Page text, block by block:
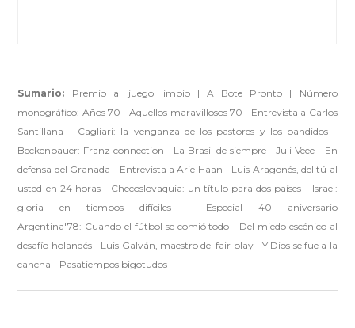
Sumario: Premio al juego limpio | A Bote Pronto | Número
monográfico: Años 70 - Aquellos maravillosos 70 - Entrevista a Carlos
Santillana - Cagliari: la venganza de los pastores y los bandidos -
Beckenbauer: Franz connection - La Brasil de siempre - Juli Veee - En
defensa del Granada - Entrevista a Arie Haan - Luis Aragonés, del tú al
usted en 24 horas - Checoslovaquia: un título para dos países - Israel:
gloria en tiempos difíciles - Especial 40 aniversario
Argentina'78: Cuando el fútbol se comió todo - Del miedo escénico al
desafío holandés - Luis Galván, maestro del fair play - Y Dios se fue a la
cancha - Pasatiempos bigotudos